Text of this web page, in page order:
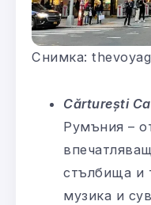
Снимка:
Cărturești
Румъния –
стълбища и
музика и